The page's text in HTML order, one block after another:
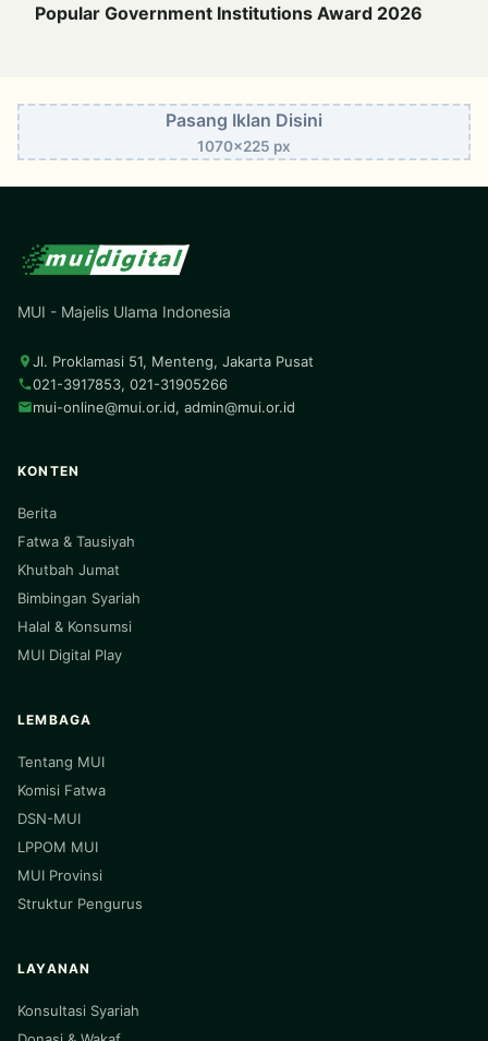
Popular Government Institutions Award 2026
Pasang Iklan Disini
1070x225 px
MUI - Majelis Ulama Indonesia
Jl. Proklamasi 51, Menteng, Jakarta Pusat
021-3917853, 021-31905266
mui-online@mui.or.id, admin@mui.or.id
KONTEN
Berita
Fatwa & Tausiyah
Khutbah Jumat
Bimbingan Syariah
Halal & Konsumsi
MUI Digital Play
LEMBAGA
Tentang MUI
Komisi Fatwa
DSN-MUI
LPPOM MUI
MUI Provinsi
Struktur Pengurus
LAYANAN
Konsultasi Syariah